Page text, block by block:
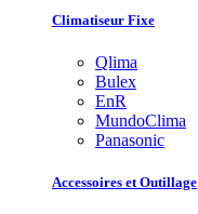
Climatiseur Fixe
Qlima
Bulex
EnR
MundoClima
Panasonic
Accessoires et Outillage